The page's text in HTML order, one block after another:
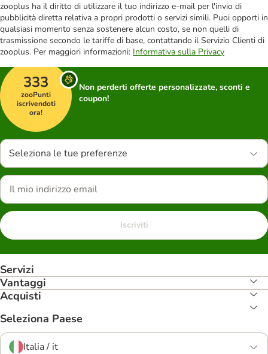
zooplus ha il diritto di utilizzare il tuo indirizzo e-mail per l'invio di
pubblicità diretta relativa a propri prodotti o servizi simili. Puoi opporti in
qualsiasi momento senza sostenere alcun costo, se non quelli di
trasmissione secondo le tariffe di base, contattando il Servizio Clienti di
zooplus. Per maggiori informazioni: Informativa sulla Privacy
333
zooPunti
iscrivendoti
ora!
Non perderti offerte personalizzate, sconti e
coupon!
Seleziona le tue preferenze
Iscriviti
Servizi
Vantaggi
Acquisti
Seleziona Paese
Italia / it